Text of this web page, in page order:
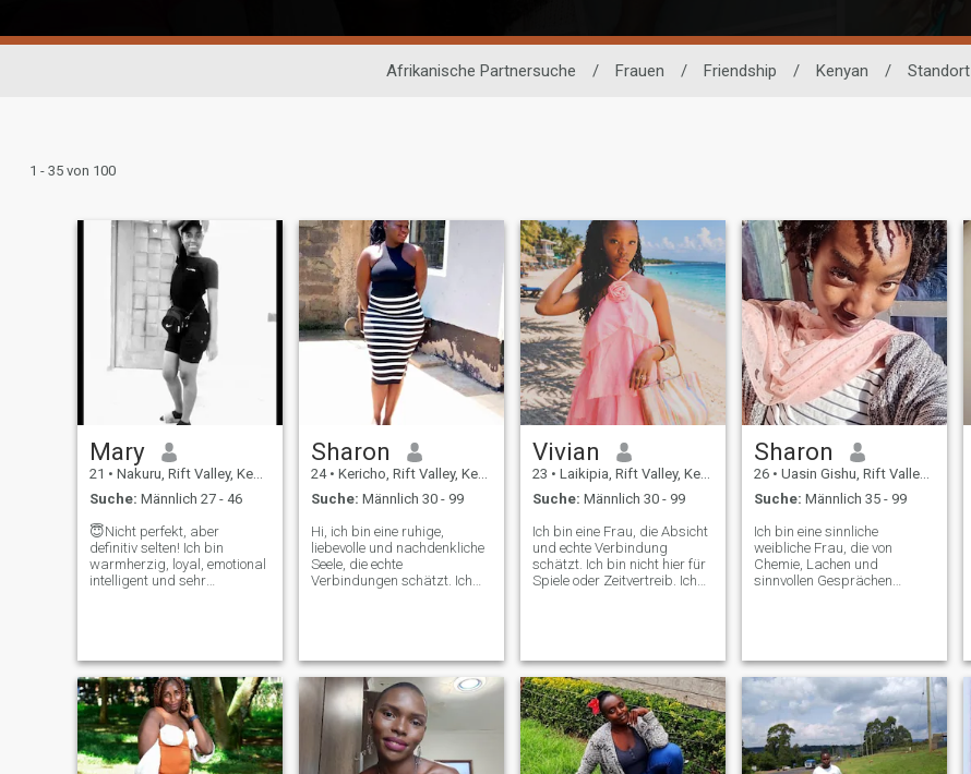
Afrikanische Partnersuche / Frauen / Friendship / Kenyan / Standort
1 - 35 von 100
Mary
21 • Nakuru, Rift Valley, Kenia
Suche: Männlich 27 - 46
😇Nicht perfekt, aber
definitiv selten! Ich bin
warmherzig, loyal, emotional
intelligent und sehr
😘Honey,,, lass uns
gegenseitig Frieden und
Ärger machen 😉😘😜❤️
Achtung Ich bin nicht hier für
ein beschissenes Verhalten,
Nacktheit oder Wenn Sie so
freundlich sind, lassen Sie
Sharon
24 • Kericho, Rift Valley, Kenia
Suche: Männlich 30 - 99
Hi, ich bin eine ruhige,
liebevolle und nachdenkliche
Seele, die echte
Verbindungen schätzt. Ich
Freundlichkeit, Ehrlichkeit
und Liebe, die sich sicher
und echt anfühlt. Ich bin hier,
um jemand Besonderes zu
treffen, der bereit ist für
etwas Sinnvolles,,, ich liebe
es auch zu reisen und
Vivian
23 • Laikipia, Rift Valley, Kenia
Suche: Männlich 30 - 99
Ich bin eine Frau, die Absicht
und echte Verbindung
schätzt. Ich bin nicht hier für
Spiele oder Zeitvertreib. Ich
ruhig, nachdenklich und leise
zuversichtlich beschreiben.
Ich bin jemand, der die
einfachen Dinge genießt.
Gute Gespräche, friedliche
Momente, Lachen, das leicht
kommt, und umgeben zu
Sharon
26 • Uasin Gishu, Rift Valley, Kenia
Suche: Männlich 35 - 99
Ich bin eine sinnliche
weibliche Frau, die von
Chemie, Lachen und
sinnvollen Gesprächen
sie mich herausfordert, mich
weiterzuentwickeln, größer
zu träumen und mehr zu
erleben. Ich liebe die
Einfachheit des ländlichen
Lebens: die Natur, die ruhige
Schönheit, die sanften